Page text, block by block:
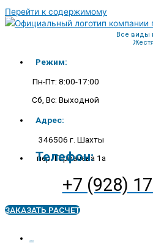
Перейти к содержимому
Все виды
Режим:
Пн-Пт: 8:00-17:00
Сб, Вс: Выходной
Адрес:
346506 г. Шахты
пер. Горбачева 1а
Телефон:
+7 (928)
ЗАКАЗАТЬ РАСЧЕТ